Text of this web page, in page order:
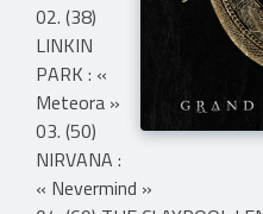
02. (38)
LINKIN
PARK : «
Meteora »
03. (50)
NIRVANA :
« Nevermind »